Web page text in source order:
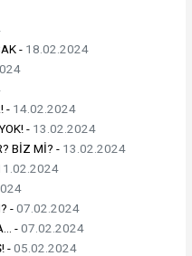
- 18.02.2024
- 14.02.2024
- 13.02.2024
BİZ Mİ? - 13.02.2024
-07.02.2024
-07.02.2024
-05.02.2024